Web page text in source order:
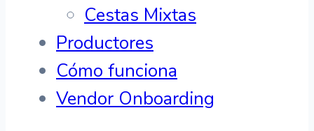
Cestas Mixtas
Productores
Cómo funciona
Vendor Onboarding